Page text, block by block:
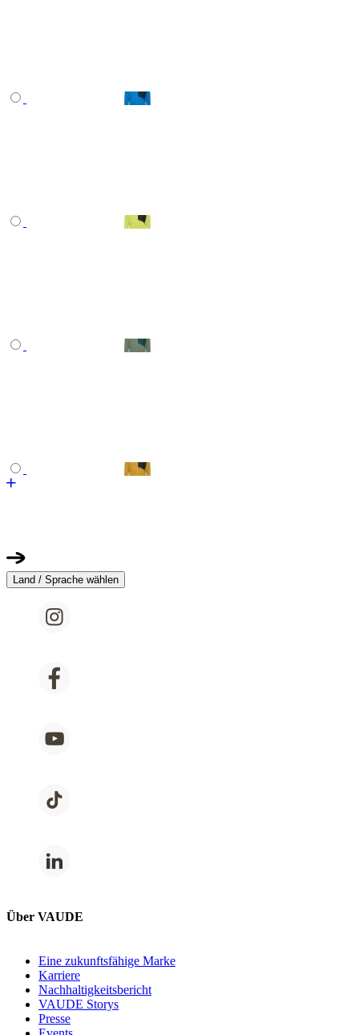
Land / Sprache wählen
Über VAUDE
Eine zukunftsfähige Marke
Karriere
Nachhaltigkeitsbericht
VAUDE Storys
Presse